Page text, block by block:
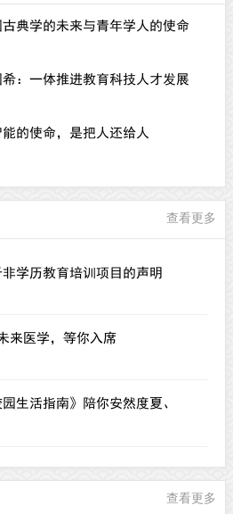
典学的未来与青年学人的使命
：一体推进教育科技人才发展
的使命，是把人还给人
查看更多
学历教育培训项目的声明
来医学，等你入席
园生活指南》陪你安然度夏、
查看更多